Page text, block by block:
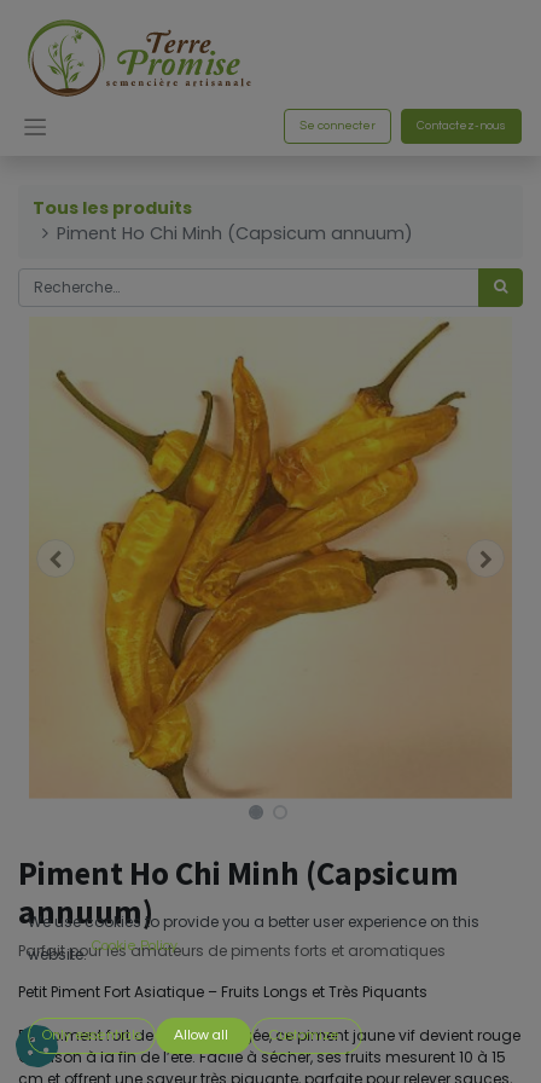
Se connecter Contactez-nous
Tous les produits
Piment Ho Chi Minh (Capsicum annuum)
Piment Ho Chi Minh (Capsicum
annuum)
Parfait pour les amateurs de piments forts et aromatiques
Petit Piment Fort Asiatique – Fruits Longs et Très Piquants
Petit piment fort de forme allongée, ce piment jaune vif devient rouge
Crimson à la fin de l’été. Facile à sécher, ses fruits mesurent 10 à 15
cm et offrent une saveur très piquante, parfaite pour relever sauces,
We use cookies to provide you a better user experience on this
website. Cookie Policy
Only essentials Allow all Customize